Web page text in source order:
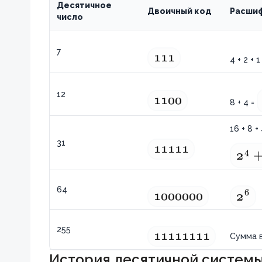
Десятичное
число
Двоичный код
7 111
111 4 + 2 + 1
12 1100
1100 8 + 4 =
31 11111
11111
16 + 8 +
2 4
64
1000000
1000000 2^6
2 6
255
11111111
11111111 Сумма